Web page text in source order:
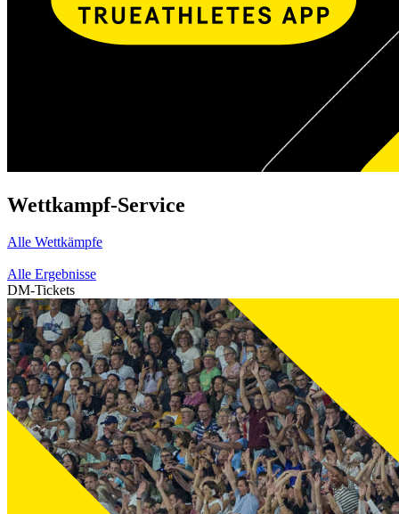
Wettkampf-Service
Alle Wettkämpfe
Alle Ergebnisse
DM-Tickets